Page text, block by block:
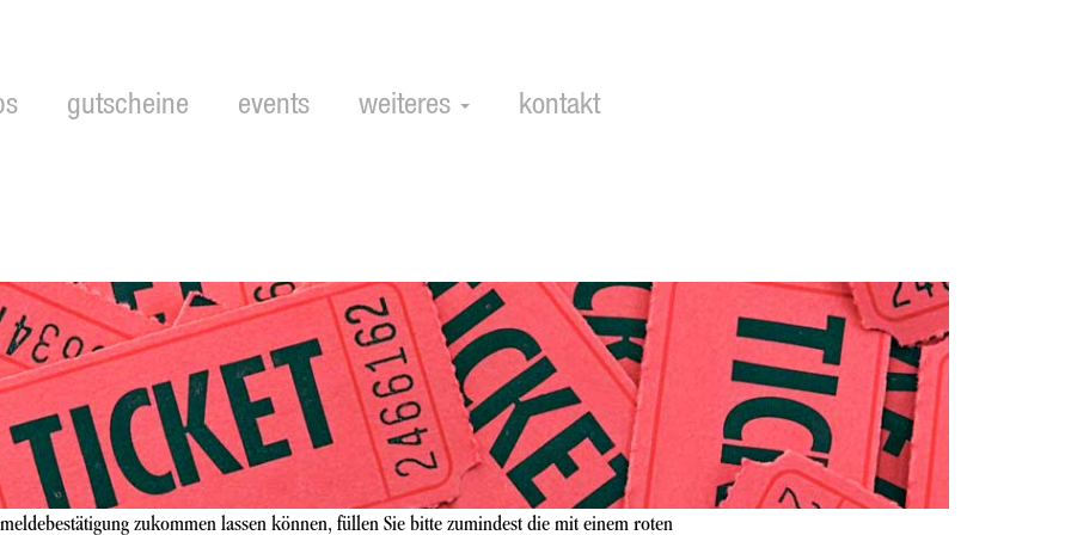
gutscheine events weiteres kontakt
zukommen lassen können, füllen Sie bitte zumindest die mit einem roten